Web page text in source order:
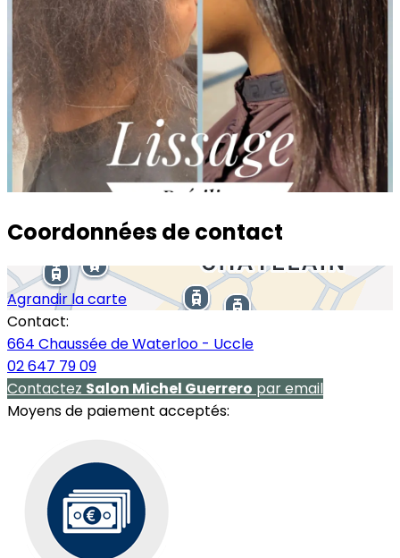
Coordonnées de contact
Agrandir la carte
Contact:
664 Chaussée de Waterloo - Uccle
02 647 79 09
Contactez Salon Michel Guerrero par email
Moyens de paiement acceptés: